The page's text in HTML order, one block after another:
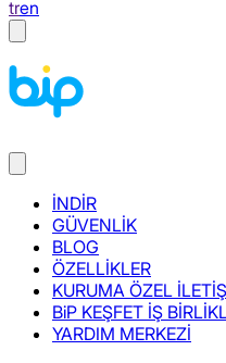
tren
İNDİR
GÜVENLİK
BLOG
ÖZELLİKLER
KURUMA ÖZEL
BiP KEŞFET İŞ
YARDIM MERKEZİ